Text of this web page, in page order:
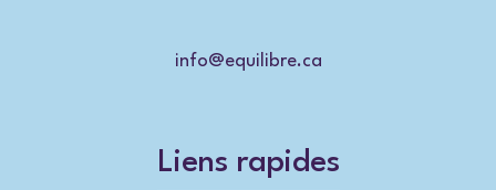
info@equilibre.ca
Liens rapides